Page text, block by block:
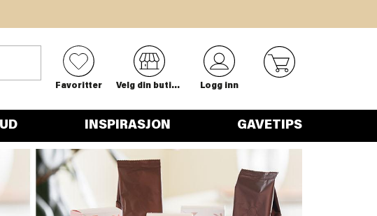
0
Favoritter Velg din butikk Logg inn
INSPIRASJON GAVETIPS